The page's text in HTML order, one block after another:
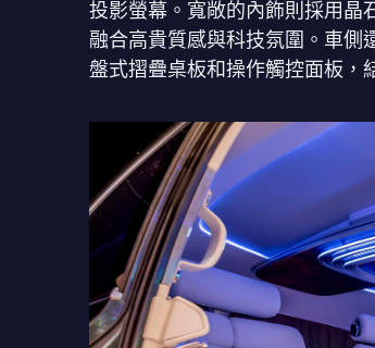
投影螢幕。寬敞的內飾則採用晶
融合高貴質感與科技氛圍。車側
盤式摺疊桌板和操作觸控面板，